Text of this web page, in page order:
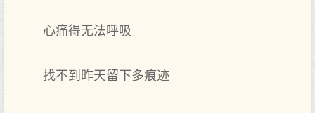
心痛得无法呼吸
找不到昨天留下多痕迹